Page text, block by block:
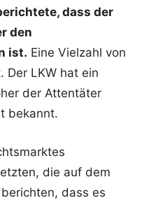
dass der
den
ist. Eine Vielzahl von
Der LKW hat ein
der Attentäter
bekannt.
die auf dem
dass es